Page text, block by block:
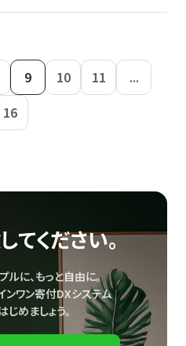
9 10 11
...
16
てください。
ルに、もっと自由に。
ワン寄付DXシステム
めましょう。